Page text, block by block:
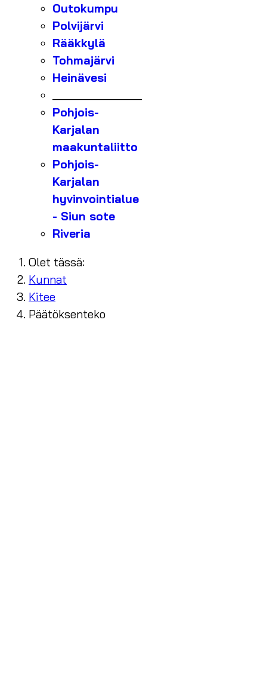
Outokumpu
Polvijärvi
Rääkkylä
Tohmajärvi
Heinävesi
Pohjois-
Karjalan
maakuntaliitto
Pohjois-
Karjalan
hyvinvointialue
- Siun sote
Riveria
Olet tässä:
Kunnat
Kitee
Päätöksenteko